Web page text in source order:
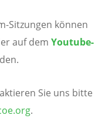
Sitzungen können
auf dem Youtube-
Sie uns bitte
.